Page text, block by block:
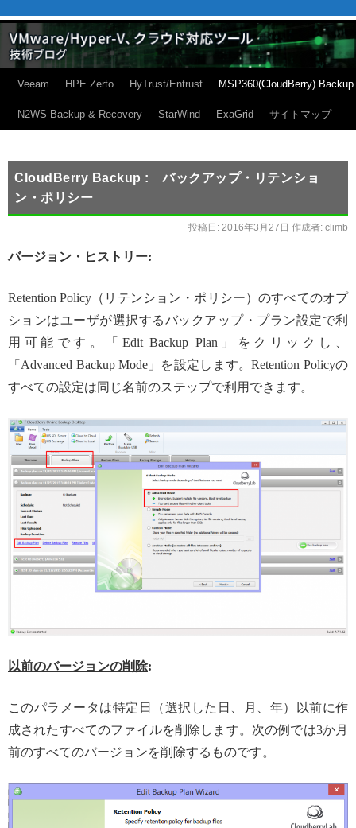
Veeam HPE Zerto HyTrust/Entrust MSP360(CloudBerry) Backup
N2WS Backup & Recovery StarWind ExaGrid サイトマップ
CloudBerry Backup : バックアップ・リテンショ
ン・ポリシー
投稿日: 2016年3月27日 作成者: climb
バージョン・ヒストリー:
Retention Policy（リテンション・ポリシー）のすべてのオプ
ションはユーザが選択するバックアップ・プラン設定で利
用可能です。「Edit Backup Plan」をクリックし、
「Advanced Backup Mode」を設定します。Retention Policyの
すべての設定は同じ名前のステップで利用できます。
以前のバージョンの削除:
このパラメータは特定日（選択した日、月、年）以前に作
成されたすべてのファイルを削除します。次の例では3か月
前のすべてのバージョンを削除するものです。